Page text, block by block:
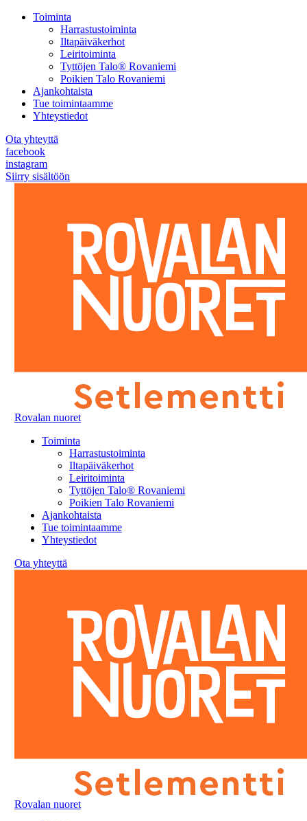
Toiminta
Harrastustoiminta
Iltapäiväkerhot
Leiritoiminta
Tyttöjen Talo® Rovaniemi
Poikien Talo Rovaniemi
Ajankohtaista
Tue toimintaamme
Yhteystiedot
Ota yhteyttä
facebook
instagram
Siirry sisältöön
Rovalan nuoret
Toiminta
Harrastustoiminta
Iltapäiväkerhot
Leiritoiminta
Tyttöjen Talo® Rovaniemi
Poikien Talo Rovaniemi
Ajankohtaista
Tue toimintaamme
Yhteystiedot
Ota yhteyttä
Rovalan nuoret